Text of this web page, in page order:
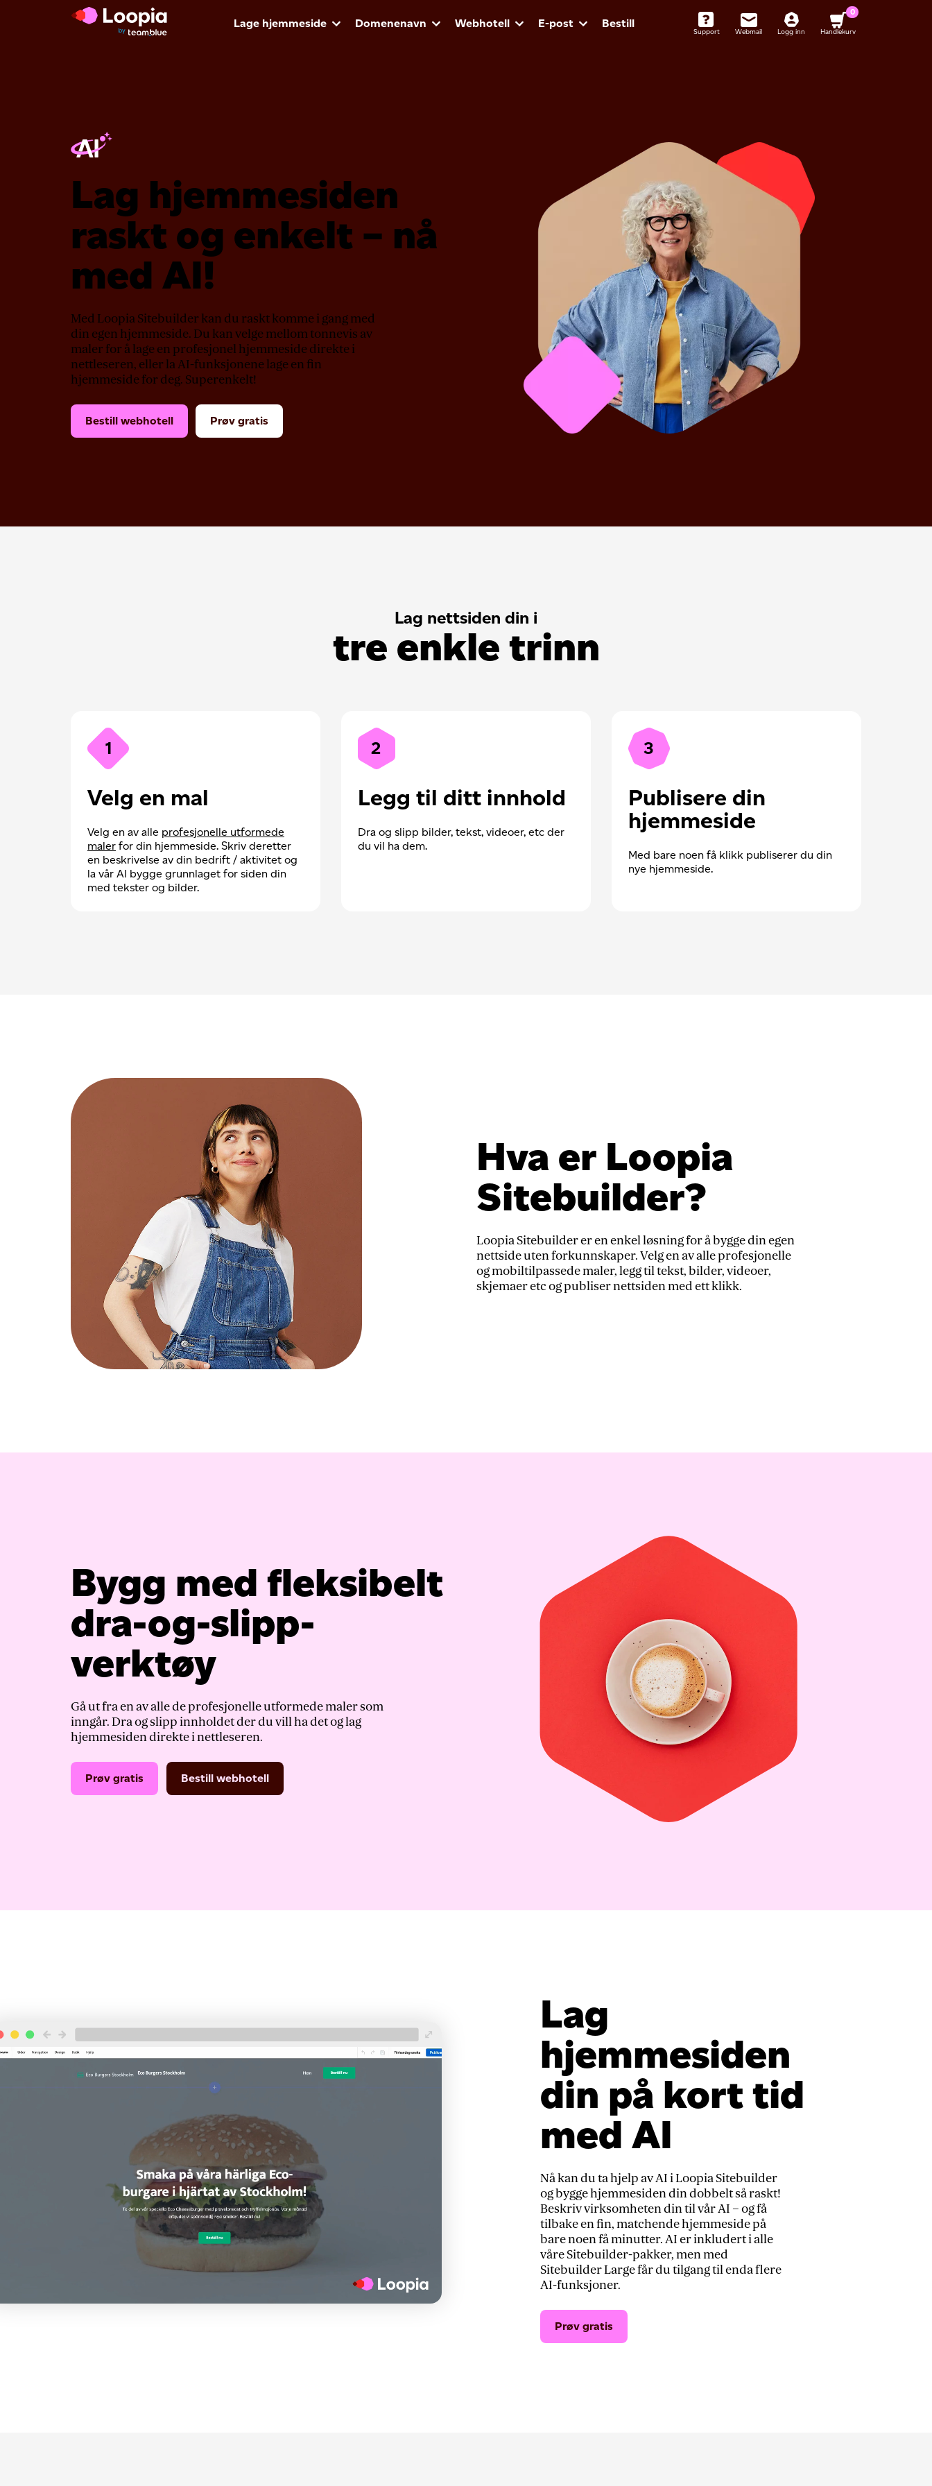
Support Webmail Logg inn Handlekurv
0
Lage hjemmeside Domenenavn Webhotell E-post Bestill
Lag hjemmesiden
raskt og enkelt – nå
med AI!
Med Loopia Sitebuilder kan du raskt komme i gang med
din egen hjemmeside. Du kan velge mellom tonnevis av
maler for å lage en profesjonel hjemmeside direkte i
nettleseren, eller la AI-funksjonene lage en fin
hjemmeside for deg. Superenkelt!
Bestill webhotell Prøv gratis
Lag nettsiden din i
tre enkle trinn
1
Velg en mal
Velg en av alle profesjonelle utformede
maler for din hjemmeside. Skriv deretter
en beskrivelse av din bedrift / aktivitet og
la vår AI bygge grunnlaget for siden din
med tekster og bilder.
2
Legg til ditt innhold
Dra og slipp bilder, tekst, videoer, etc der
du vil ha dem.
3
Publisere din
hjemmeside
Med bare noen få klikk publiserer du din
nye hjemmeside.
Hva er Loopia
Sitebuilder?
Loopia Sitebuilder er en enkel løsning for å bygge din egen
nettside uten forkunnskaper. Velg en av alle profesjonelle
og mobiltilpassede maler, legg til tekst, bilder, videoer,
skjemaer etc og publiser nettsiden med ett klikk.
Bygg med fleksibelt
dra-og-slipp-
verktøy
Gå ut fra en av alle de profesjonelle utformede maler som
inngår. Dra og slipp innholdet der du vill ha det og lag
hjemmesiden direkte i nettleseren.
Prøv gratis Bestill webhotell
Lag
hjemmesiden
din på kort tid
med AI
Nå kan du ta hjelp av AI i Loopia Sitebuilder
og bygge hjemmesiden din dobbelt så raskt!
Beskriv virksomheten din til vår AI – og få
tilbake en fin, matchende hjemmeside på
bare noen få minutter. AI er inkludert i alle
våre Sitebuilder-pakker, men med
Sitebuilder Large får du tilgang til enda flere
AI-funksjoner.
Prøv gratis